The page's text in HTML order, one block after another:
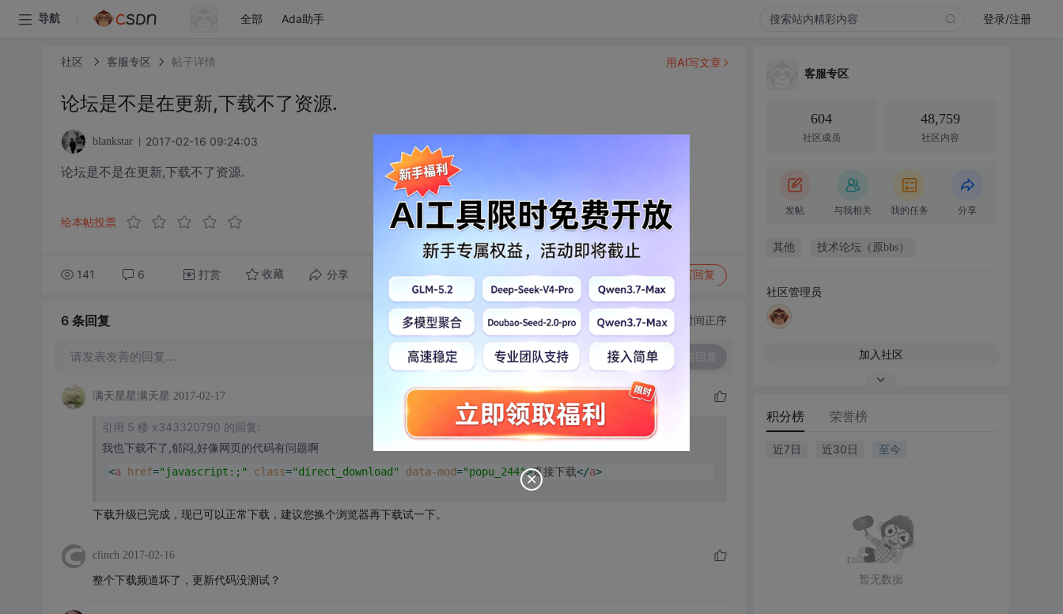
导航 全部 Ada助手 登录/注册
社区 客服专区 帖子详情
论坛是不是在更新,下载不了资源.
blankstar 2017-02-16 09:24:03
论坛是不是在更新,下载不了资源.
给本帖投票
141 6 打赏 收藏 分享 转发到动态 举报 写回复
用AI写文章
6 条回复 切换为时间正序
请发表友善的回复…
满天星星满天星 2017-02-17
引用 5 楼 x343320790 的回复:
我也下载不了,郁闷,好像网页的代码有问题啊
<a href="javascript:;" class="direct_download" data-mod="popu_244">直接下载</a>
下载升级已完成，现已可以正常下载，建议您换个浏览器再下载试一下。
clinch 2017-02-16
整个下载频道坏了，更新代码没测试？
客服专区
604
社区成员
48,759
社区内容
发帖 与我相关 我的任务 分享
其他 技术论坛（原bbs）
社区管理员
加入社区
积分榜 荣誉榜
近7日 近30日 至今
暂无数据